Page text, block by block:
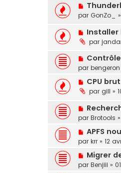
par GonZo_ »
Installer
par
par bengeron
CPU
par gill »
par Brotools »
APFS
par krr » 12
Migrer
par Benjiii »